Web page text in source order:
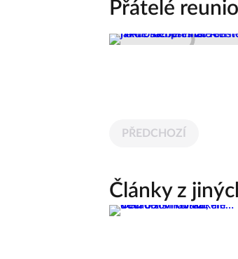
Přátelé
PŘEDCHOZÍ
Články z